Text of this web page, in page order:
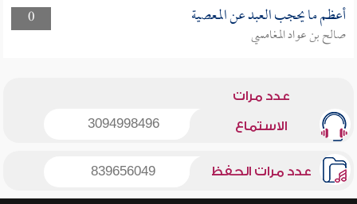
0
أعظم ما يحجب العبد عن المعصية
صالح بن عواد المغامسي
عدد مرات
الاستماع 3094998496
عدد مرات الحفظ 839656049